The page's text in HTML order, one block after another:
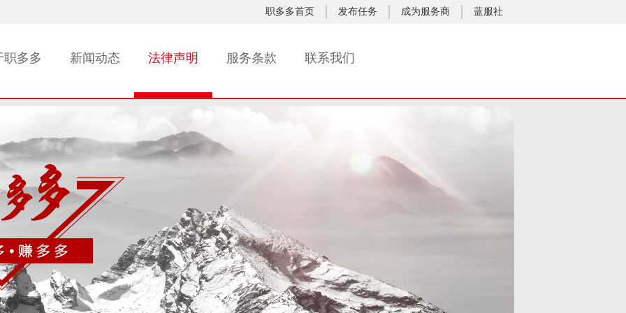
职多多首页 发布任务 成为服务商 蓝服社
职多多 新闻动态 法律声明 服务条款 联系我们